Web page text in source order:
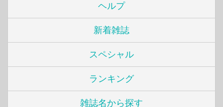
ヘルプ
新着雑誌
スペシャル
ランキング
雑誌名から探す